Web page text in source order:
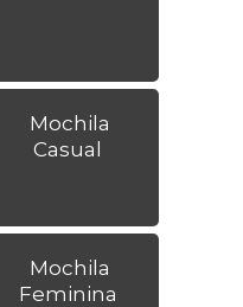
Mochila
Casual
Mochila
Feminina